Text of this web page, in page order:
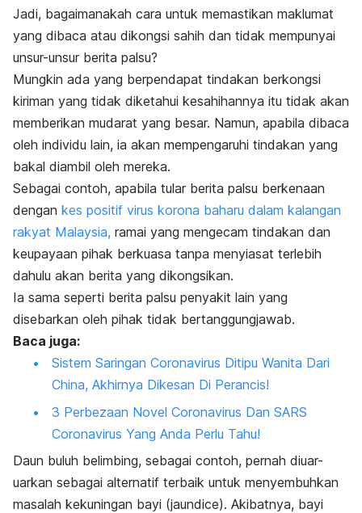
Jadi, bagaimanakah cara untuk memastikan maklumat
yang dibaca atau dikongsi sahih dan tidak mempunyai
unsur-unsur berita palsu?
Mungkin ada yang berpendapat tindakan berkongsi
kiriman yang tidak diketahui kesahihannya itu tidak akan
memberikan mudarat yang besar. Namun, apabila dibaca
oleh individu lain, ia akan mempengaruhi tindakan yang
bakal diambil oleh mereka.
Sebagai contoh, apabila tular berita palsu berkenaan
dengan kes positif virus korona baharu dalam kalangan
rakyat Malaysia, ramai yang mengecam tindakan dan
keupayaan pihak berkuasa tanpa menyiasat terlebih
dahulu akan berita yang dikongsikan.
Ia sama seperti berita palsu penyakit lain yang
disebarkan oleh pihak tidak bertanggungjawab.
Baca juga:
Sistem Saringan Coronavirus Ditipu Wanita Dari
China, Akhirnya Dikesan Di Perancis!
3 Perbezaan Novel Coronavirus Dan SARS
Coronavirus Yang Anda Perlu Tahu!
Daun buluh belimbing, sebagai contoh, pernah diuar-
uarkan sebagai alternatif terbaik untuk menyembuhkan
masalah kekuningan bayi (jaundice). Akibatnya, bayi